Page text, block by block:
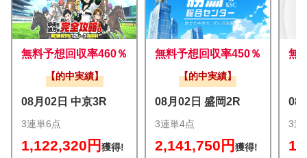
無料予想回収率460％
【的中実績】
08月02日 中京3R
3連単6点
1,122,320円獲得!
無料予想回収率450％
【的中実績】
08月02日 盛岡2R
3連単4点
2,141,750円 獲得!
無
08
3連